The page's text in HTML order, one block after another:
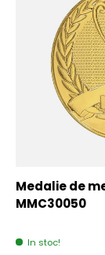
Medalie de
MMC30050
In stoc!